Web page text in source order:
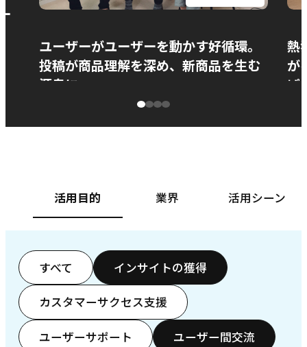
ユーザーがユーザーを動かす好循環。
投稿が商品理解を深め、新商品を生む
源泉に
熱
が
ぱ
活用目的 業界 活用シーン
すべて インサイトの獲得
カスタマーサクセス支援
ユーザーサポート ユーザー間交流